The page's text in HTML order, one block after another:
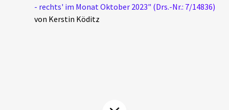
- rechts' im Monat Oktober 2023" (Drs.-Nr.: 7/14836)
von Kerstin Köditz